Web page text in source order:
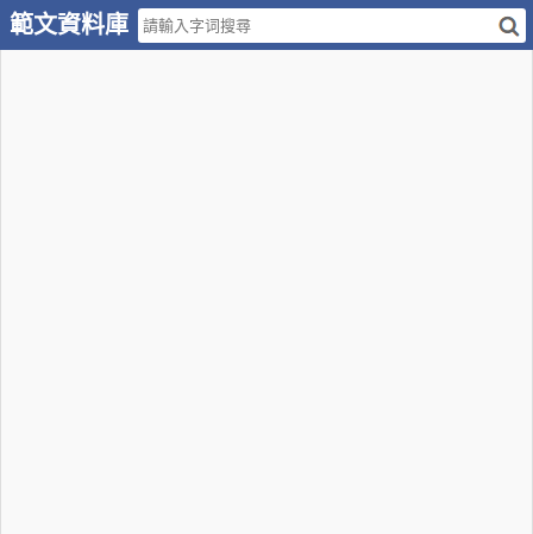
範文資料庫